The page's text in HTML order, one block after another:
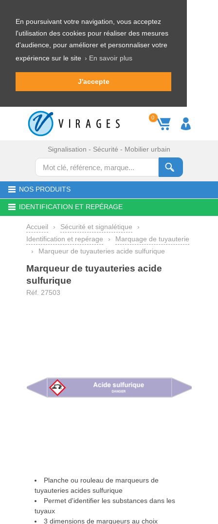
En poursuivant votre navigation, vous acceptez
l'utilisation des cookies pour réaliser des mesures
d'audience, pour améliorer et personnaliser votre
expérience sur le site › En savoir plus
J'accepte
0
Signalisation - Sécurité - Mobilier urbain
NOS PRODUITS
IDENTIFICATION ET REPÉRAGE
Accueil › Sécurité et signalétique
›
Identification et repérage
›
Marquage de tuyauterie
›
Marqueur de tuyauteries acide sulfurique
Marqueur de tuyauteries acide
sulfurique
Réf. 27503
Planche ou rouleau de marqueurs de
tuyauteries acides sulfurique
Permet d'identifier les substances dans les
tuyaux
3 dimensions de marqueurs au choix